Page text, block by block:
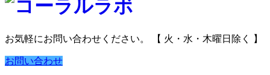
お気軽にお問い合わせください。 【 火・水・木曜日除く 】
お問い合わせ